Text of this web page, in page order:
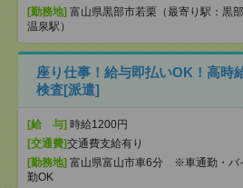
[勤務地] 富山県黒部市若栗（最寄り駅：黒
温泉駅）
座り仕事！給与即払いOK！高時
検査[派遣]
[給 与] 時給1200円
[交通費]交通費支給有り
[勤務地] 富山県富山市車6分 ※車通勤・バ
勤OK